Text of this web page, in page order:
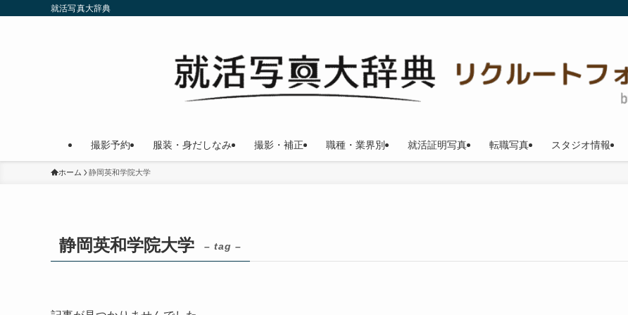
就活写真大辞典
撮影予約 服装・身だしなみ 撮影・補正 職種・業界別 就活証明写真 転職写真 スタジオ情報
ホーム 静岡英和学院大学
静岡英和学院大学 – tag –